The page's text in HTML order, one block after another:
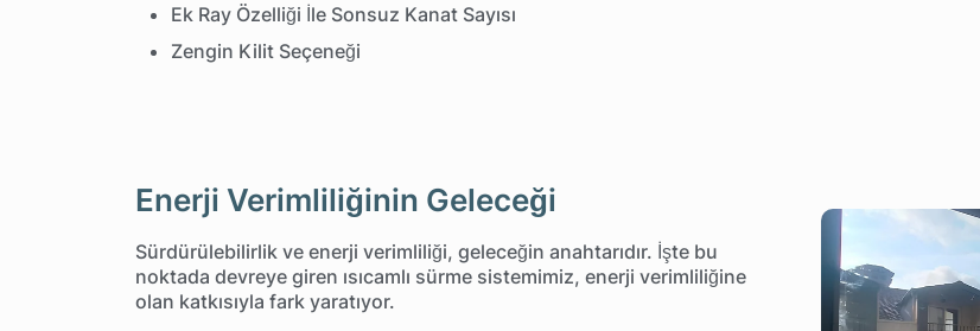
Ek Ray Özelliği İle Sonsuz Kanat Sayısı
Zengin Kilit Seçeneği
Enerji Verimliliğinin Geleceği
Sürdürülebilirlik ve enerji verimliliği, geleceğin anahtarıdır. İşte bu
noktada devreye giren ısıcamlı sürme sistemimiz, enerji verimliliğine
olan katkısıyla fark yaratıyor.